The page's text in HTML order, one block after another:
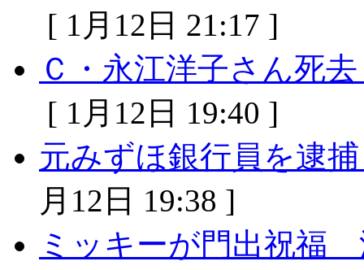
[ 1月12日 21:17 ]
Ｃ・永江洋子さん死
[ 1月12日 19:40 ]
元みずほ銀行員を逮
月12日 19:38 ]
ミッキーが門出祝福